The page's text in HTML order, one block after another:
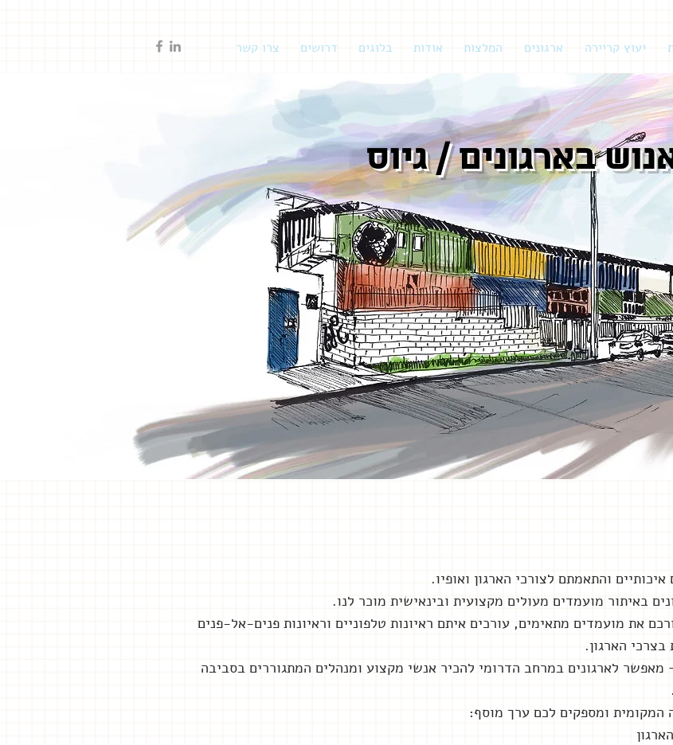
יעוץ קריירה ארגונים המלצות אודות בלוגים דרושים צרו קשר
בארגונים / גיוס
והתאמתם לצורכי הארגון ואופיו.
באיתור מועמדים מעולים מקצועית ובינאישית מוכר לנו.
את מועמדים מתאימים, עורכים איתם ראיונות טלפוניים וראיונות פנים-אל-פנים
הארגון.
מאפשר לארגונים במרחב הדרומי להכיר אנשי מקצוע ומנהלים המתגוררים בסביבה
המקומית ומספקים לכם ערך מוסף: